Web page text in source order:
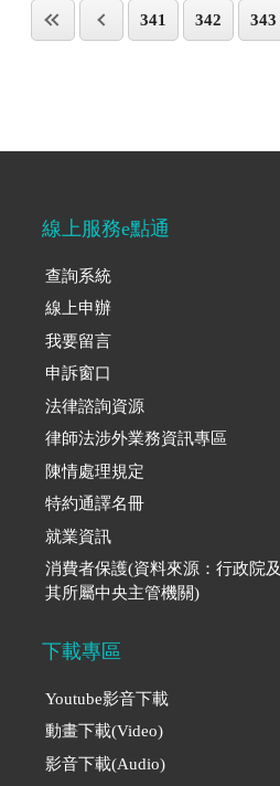
341 342 343
線上服務e點通
查詢系統
線上申辦
我要留言
申訴窗口
法律諮詢資源
律師法涉外業務資訊專區
陳情處理規定
特約通譯名冊
就業資訊
消費者保護(資料來源：行政院及
其所屬中央主管機關)
下載專區
Youtube影音下載
動畫下載(Video)
影音下載(Audio)